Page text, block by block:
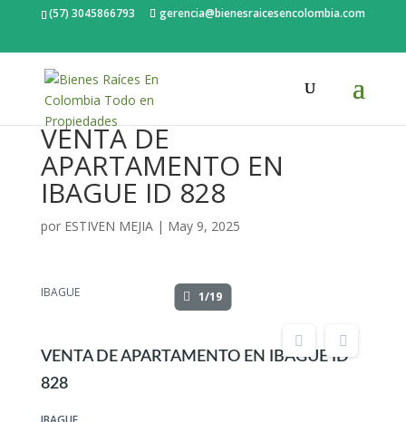
(57) 3045866793 gerencia@bienesraicesencolombia.com
VENTA DE
APARTAMENTO EN
IBAGUE ID 828
por ESTIVEN MEJIA| May 9, 2025
IBAGUE 1/19
VENTA DE APARTAMENTO EN IBAGUE ID
828